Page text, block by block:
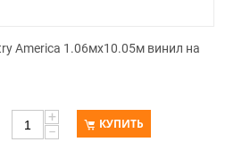
America 1.06мx10.05м винил на
+
−
КУПИТЬ